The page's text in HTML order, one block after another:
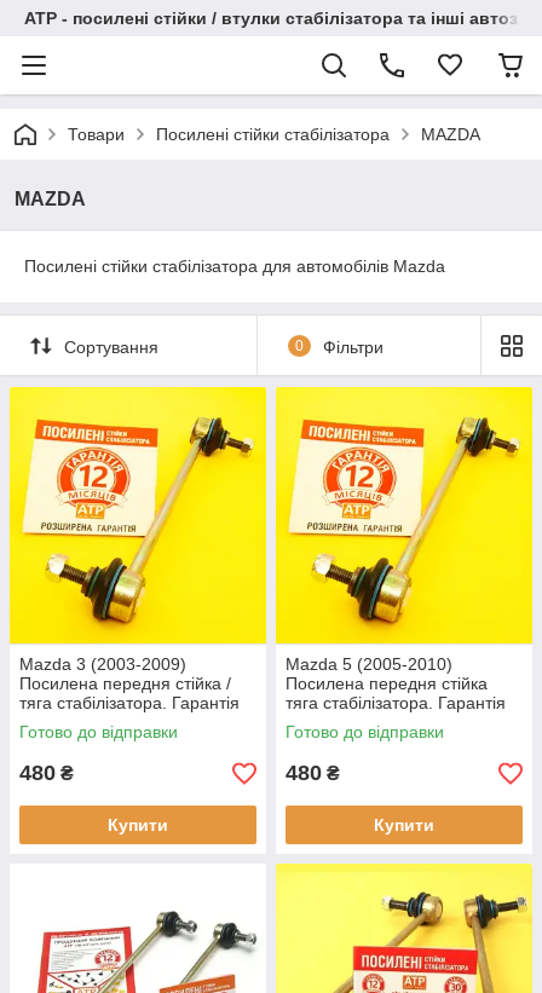
АТР - посилені стійки / втулки стабілізатора та інші
Товари Посилені стійки стабілізатора MAZDA
MAZDA
Посилені стійки стабілізатора для автомобілів Mazda
Сортування 0 Фільтри
Mazda 3 (2003-2009)
Посилена передня стійка /
тяга стабілізатора. Гарантія
12 міс!
Готово до відправки
480 ₴
Купити
Mazda 5 (2005-2010)
Посилена передня стійка
тяга стабілізатора. Гарантія
12 міс!
Готово до відправки
480 ₴
Купити